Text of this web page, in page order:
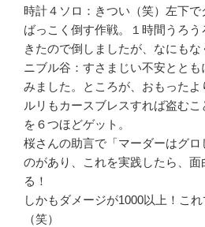
時計４ソロ：きつい（笑）左下
ばっこく倒す作戦。１時間うろ
きたので倒しましたが、なにもな
ニブル谷：すさまじい不安とと
みました。ところが、おもったよ
ルリもカースブレスすれば盗む
を６つほどゲット。
桜さんの助言で「マーダーはグロ
のがあり、これを実践したら、
る！
しかもダメージが1000以上！こ
（笑）